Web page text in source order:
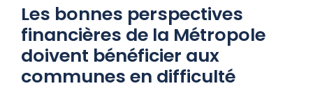
Les bonnes perspectives
financières de la Métropole
doivent bénéficier aux
communes en difficulté